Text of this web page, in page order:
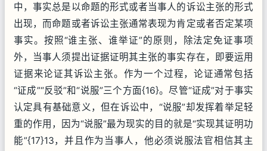
中，事实总是以命题的形式或者当事人的诉讼主张的形式
出现，而命题或者诉讼主张通常表现为肯定或者否定某项
事实。按照“谁主张、谁举证”的原则，除法定免证事项
外，当事人须提出证据证明其主张的事实存在，即要运用
证据来论证其诉讼主张。作为一个过程，论证通常包括
“证成”“反驳”和“说服”三个方面{16}。尽管“证成”对于事实
认定具有基础意义，但在诉讼中，“说服”却发挥着举足轻
重的作用，因为“说服”最为现实的目的就是“实现其证明功
能”{17}13，并且作为当事人，他必须说服法官相信其主